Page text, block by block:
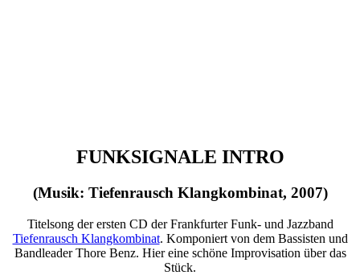
FUNKSIGNALE INTRO
(Musik: Tiefenrausch Klangkombinat, 2007)
Titelsong der ersten CD der Frankfurter Funk- und Jazzband
Tiefenrausch Klangkombinat. Komponiert von dem Bassisten und
Bandleader Thore Benz. Hier eine schöne Improvisation über das
Stück.